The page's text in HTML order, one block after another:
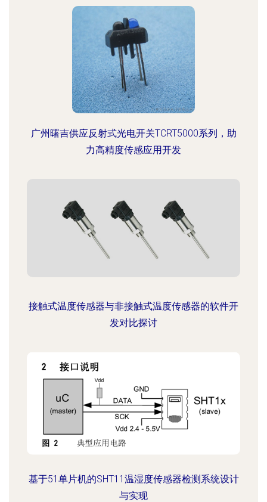
广州曙吉供应反射式光电开关TCRT5000系列，助
力高精度传感应用开发
接触式温度传感器与非接触式温度传感器的软件开
发对比探讨
基于51单片机的SHT11温湿度传感器检测系统设计
与实现